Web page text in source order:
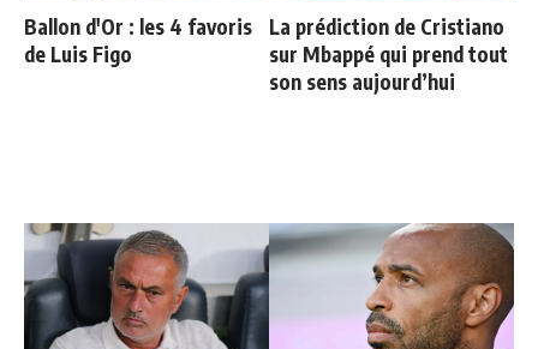
Ballon d'Or : les 4 favoris
de Luis Figo
La prédiction de Cristiano
sur Mbappé qui prend tout
son sens aujourd’hui